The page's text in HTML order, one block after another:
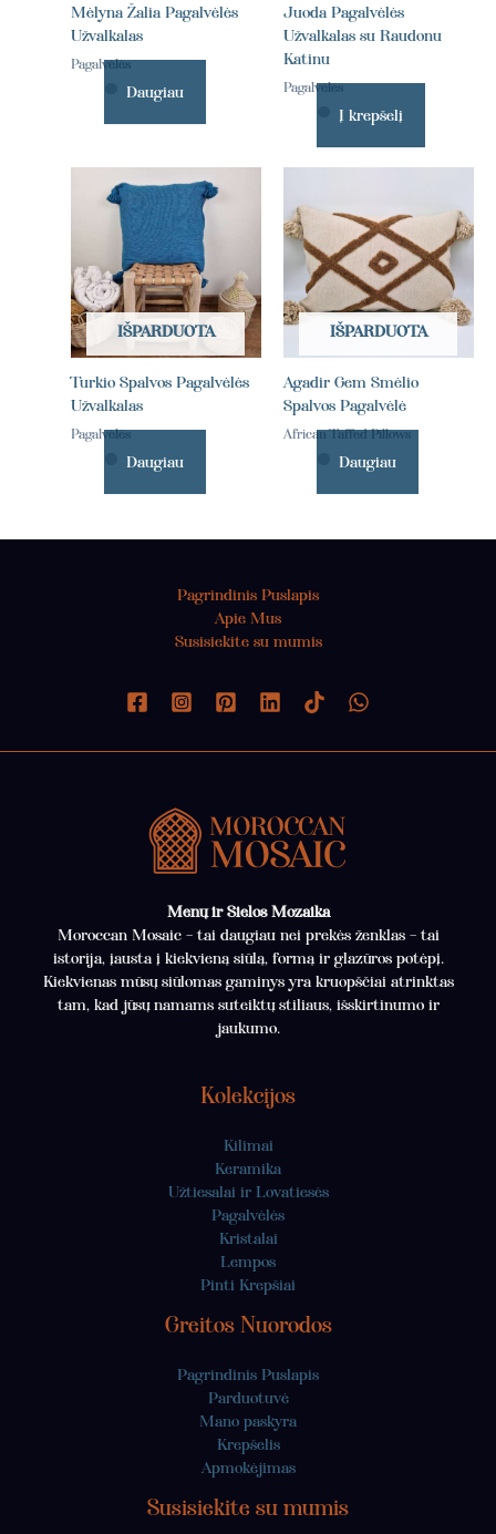
Mėlyna Žalia Pagalvėlės
Užvalkalas
Pagalvėlės
Daugiau
Juoda Pagalvėlės
Užvalkalas su Raudonu
Katinu
Pagalvėlės
Į krepšelį
IŠPARDUOTA
Turkio Spalvos Pagalvėlės
Užvalkalas
Pagalvėlės
Daugiau
IŠPARDUOTA
Agadir Gem Smėlio
Spalvos Pagalvėlė
African Taffed Pillows
Daugiau
Pagrindinis Puslapis
Apie Mus
Susisiekite su mumis
Menų ir Sielos Mozaika
Moroccan Mosaic – tai daugiau nei prekės ženklas – tai
istorija, įausta į kiekvieną siūlą, formą ir glazūros potėpį.
Kiekvienas mūsų siūlomas gaminys yra kruopščiai atrinktas
tam, kad jūsų namams suteiktų stiliaus, išskirtinumo ir
jaukumo.
Kolekcijos
Kilimai
Keramika
Užtiesalai ir Lovatiesės
Pagalvėlės
Kristalai
Lempos
Pinti Krepšiai
Greitos Nuorodos
Pagrindinis Puslapis
Parduotuvė
Mano paskyra
Krepšelis
Apmokėjimas
Susisiekite su mumis